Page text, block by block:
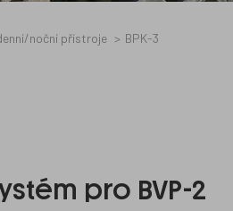
noční přístroje BPK-3
pro BVP-2